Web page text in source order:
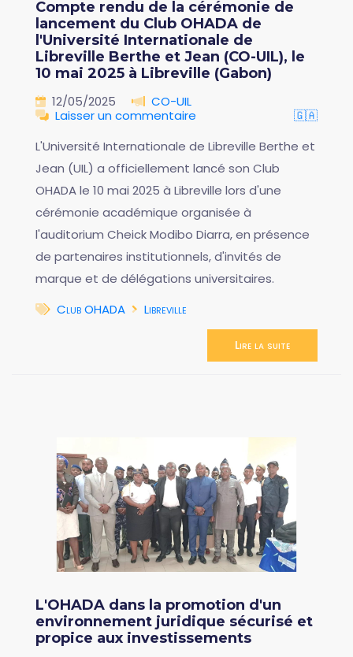
Compte rendu de la cérémonie de
lancement du Club OHADA de
l'Université Internationale de
Libreville Berthe et Jean (CO-UIL), le
10 mai 2025 à Libreville (Gabon)
12/05/2025
CO-UIL
Laisser un commentaire
🇬🇦
L'Université Internationale de Libreville Berthe et
Jean (UIL) a officiellement lancé son Club
OHADA le 10 mai 2025 à Libreville lors d'une
cérémonie académique organisée à
l'auditorium Cheick Modibo Diarra, en présence
de partenaires institutionnels, d'invités de
marque et de délégations universitaires.
Club OHADA
Libreville
Lire la suite
L'OHADA dans la promotion d'un
environnement juridique sécurisé et
propice aux investissements